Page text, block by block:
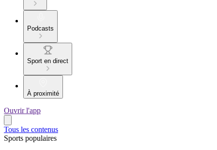
Podcasts
Sport en direct
À proximité
Ouvrir l'app
Tous les contenus
Sports populaires